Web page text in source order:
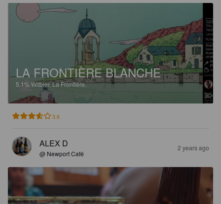
LA FRONTIÈRE BLANCHE
5.1% Witbier.La Frontière.
3.6
ALEX D
@ Newport Café
2 years ago